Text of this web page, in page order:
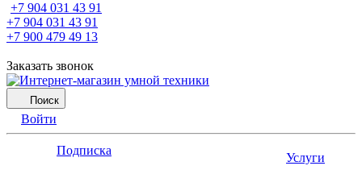
+7 904 031 43 91
+7 904 031 43 91
+7 900 479 49 13
Заказать звонок
Поиск
Войти
Подписка
Услуги